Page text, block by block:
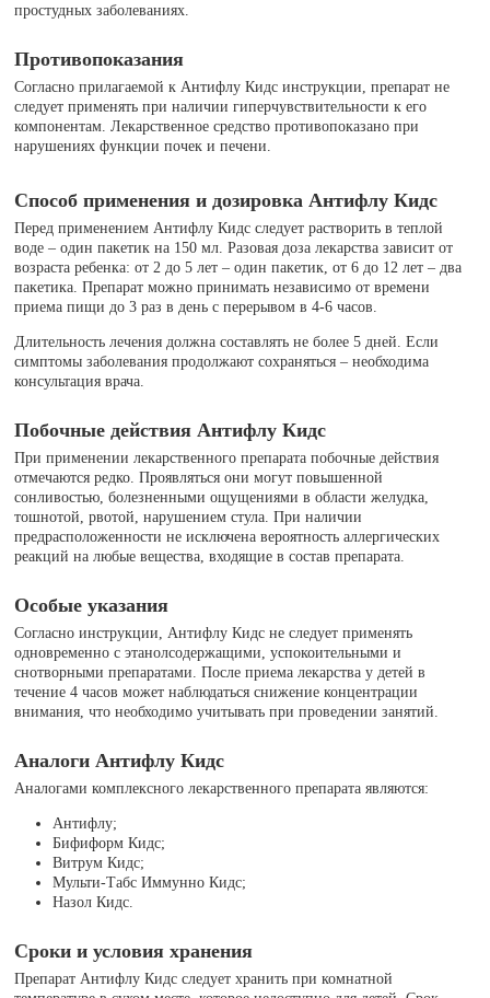
простудных заболеваниях.
Противопоказания
Согласно прилагаемой к Антифлу Кидс инструкции, препарат не
следует применять при наличии гиперчувствительности к его
компонентам. Лекарственное средство противопоказано при
нарушениях функции почек и печени.
Способ применения и дозировка Антифлу Кидс
Перед применением Антифлу Кидс следует растворить в теплой
воде – один пакетик на 150 мл. Разовая доза лекарства зависит от
возраста ребенка: от 2 до 5 лет – один пакетик, от 6 до 12 лет – два
пакетика. Препарат можно принимать независимо от времени
приема пищи до 3 раз в день с перерывом в 4-6 часов.
Длительность лечения должна составлять не более 5 дней. Если
симптомы заболевания продолжают сохраняться – необходима
консультация врача.
Побочные действия Антифлу Кидс
При применении лекарственного препарата побочные действия
отмечаются редко. Проявляться они могут повышенной
сонливостью, болезненными ощущениями в области желудка,
тошнотой, рвотой, нарушением стула. При наличии
предрасположенности не исключена вероятность аллергических
реакций на любые вещества, входящие в состав препарата.
Особые указания
Согласно инструкции, Антифлу Кидс не следует применять
одновременно с этанолсодержащими, успокоительными и
снотворными препаратами. После приема лекарства у детей в
течение 4 часов может наблюдаться снижение концентрации
внимания, что необходимо учитывать при проведении занятий.
Аналоги Антифлу Кидс
Аналогами комплексного лекарственного препарата являются:
Антифлу;
Бифиформ Кидс;
Витрум Кидс;
Мульти-Табс Иммунно Кидс;
Назол Кидс.
Сроки и условия хранения
Препарат Антифлу Кидс следует хранить при комнатной